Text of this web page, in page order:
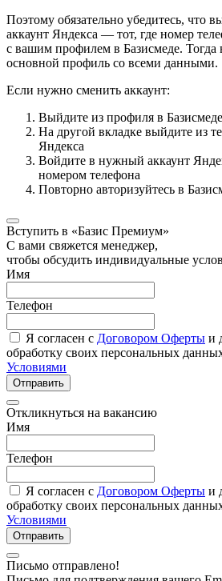
Поэтому обязательно убедитесь, что
аккаунт Яндекса — тот, где номер
с вашим профилем в Базисмеде. Тогда
основной профиль со всеми данными.
Если нужно сменить аккаунт:
Выйдите из профиля в Базисмеде
На другой вкладке выйдите из
Яндекса
Войдите в нужный аккаунт
номером телефона
Повторно авторизуйтесь в
Вступить в «Базис Премиум»
С вами свяжется менеджер,
чтобы обсудить индивидуальные
Имя
Телефон
Я согласен с Договором Оферты и
обработку своих персональных
Условиями
Отправить
Откликнуться на вакансию
Имя
Телефон
Я согласен с Договором Оферты и
обработку своих персональных
Условиями
Отправить
Письмо отправлено!